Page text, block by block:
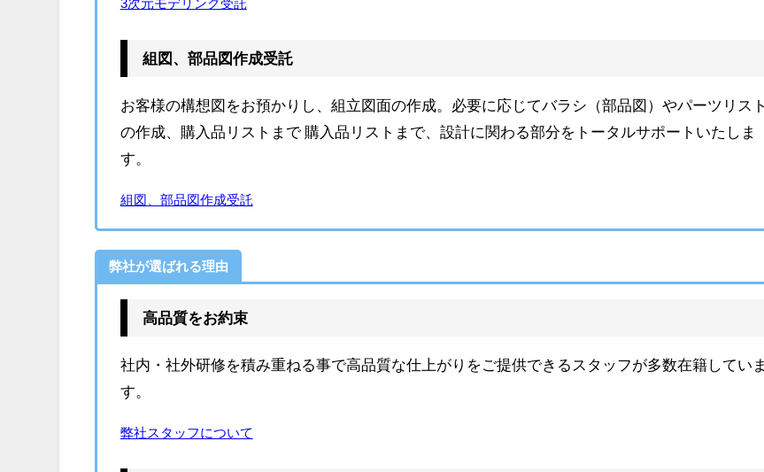
3次元モデリング受託
組図、部品図作成受託
お客様の構想図をお預かりし、組立図面の作成。必要に応じてバラシ（部品図）やパーツリスト
の作成、購入品リストまで 購入品リストまで、設計に関わる部分をトータルサポートいたしま
す。
組図、部品図作成受託
弊社が選ばれる理由
高品質をお約束
社内・社外研修を積み重ねる事で高品質な仕上がりをご提供できるスタッフが多数在籍していま
す。
弊社スタッフについて